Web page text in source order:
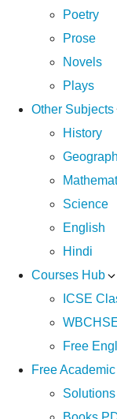
Poetry
Prose
Novels
Plays
Other Subjects
History
Science
English
Hindi
Courses Hub
ICSE
Free
Free
Solutions